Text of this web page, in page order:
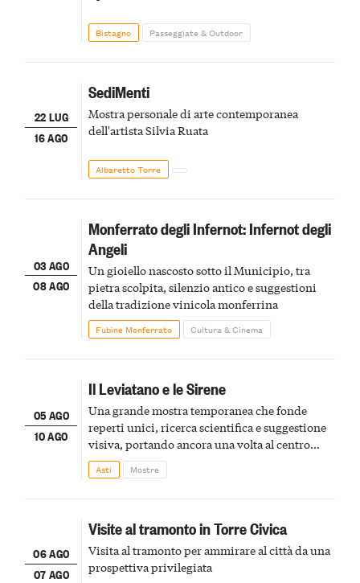
Bistagno Passeggiate & Outdoor
22 LUG
16 AGO
SediMenti
Mostra personale di arte contemporanea
dell'artista Silvia Ruata
Albaretto Torre
03 AGO
08 AGO
Monferrato degli Infernot: Infernot degli
Angeli
Un gioiello nascosto sotto il Municipio, tra
pietra scolpita, silenzio antico e suggestioni
della tradizione vinicola monferrina
Fubine Monferrato Cultura & Cinema
05 AGO
10 AGO
Il Leviatano e le Sirene
Una grande mostra temporanea che fonde
reperti unici, ricerca scientifica e suggestione
visiva, portando ancora una volta al centro
della scena le meraviglie del passato astigiano
Asti Mostre
06 AGO
07 AGO
Visite al tramonto in Torre Civica
Visita al tramonto per ammirare al città da una
prospettiva privilegiata